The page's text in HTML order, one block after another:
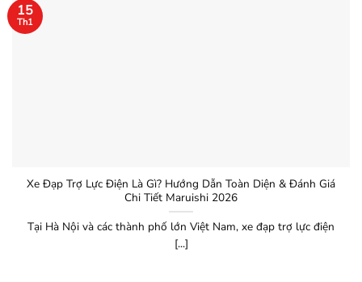
Xe Đạp Trợ Lực Điện Là Gì? Hướng Dẫn Toàn Diện & Đánh Giá
Chi Tiết Maruishi 2026
Tại Hà Nội và các thành phố lớn Việt Nam, xe đạp trợ lực điện
[...]
15
Th1